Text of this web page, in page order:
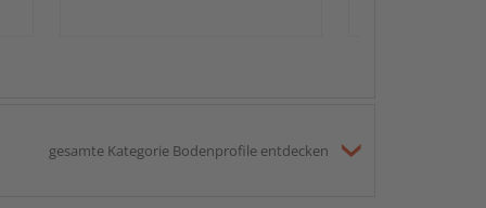
gesamte Kategorie Bodenprofile entdecken